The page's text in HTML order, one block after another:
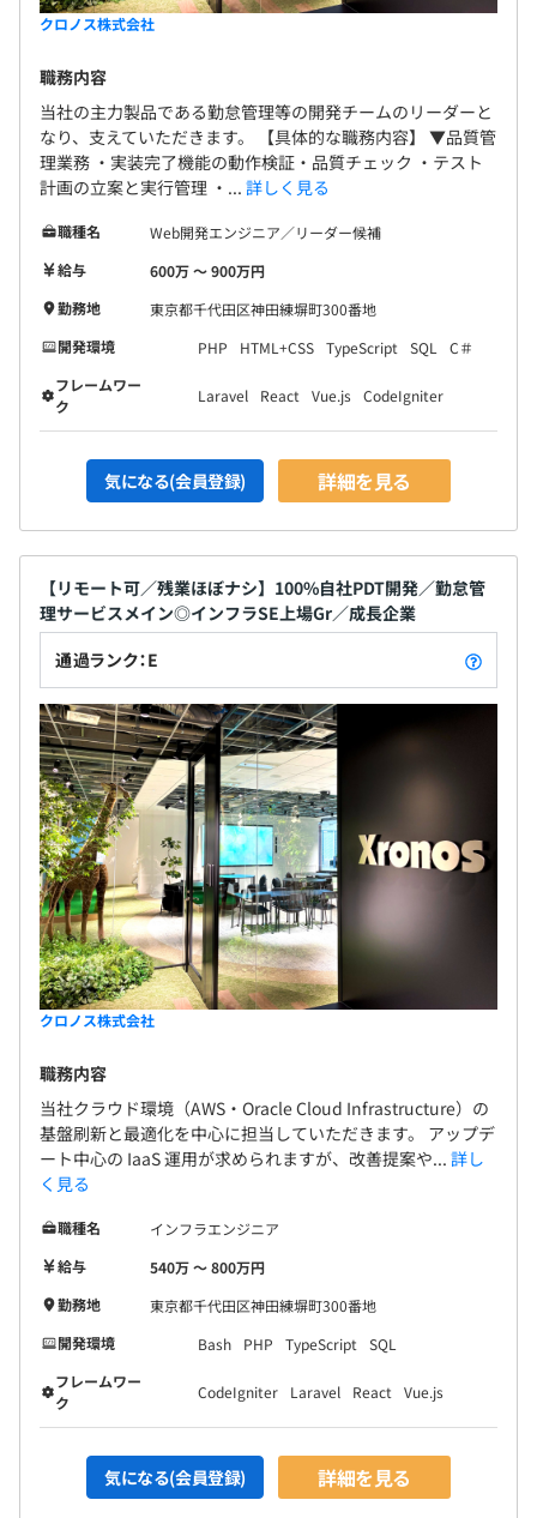
クロノス株式会社
職務内容
当社の主力製品である勤怠管理等の開発チームのリーダーと
なり、支えていただきます。 【具体的な職務内容】 ▼品質管
理業務 ・実装完了機能の動作検証・品質チェック ・テスト
計画の立案と実行管理 ・... 詳しく見る
職種名
Web開発エンジニア／リーダー候補
給与
600万 〜 900万円
勤務地
東京都千代田区神田練塀町300番地
開発環境
PHP HTML+CSS TypeScript SQL
C＃
フレームワー
ク
Laravel React Vue.js CodeIgniter
気になる(会員登録) 詳細を見る
【リモート可／残業ほぼナシ】100%自社PDT開発／勤怠管
理サービスメイン◎インフラSE上場Gr／成長企業
通過ランク：E
クロノス株式会社
職務内容
当社クラウド環境（AWS・Oracle Cloud Infrastructure）の
基盤刷新と最適化を中心に担当していただきます。 アップデ
ート中心の IaaS 運用が求められますが、改善提案や... 詳し
く見る
職種名
インフラエンジニア
給与
540万 〜 800万円
勤務地
東京都千代田区神田練塀町300番地
開発環境
Bash PHP TypeScript
SQL
フレームワー
ク
CodeIgniter Laravel React Vue.js
気になる(会員登録) 詳細を見る